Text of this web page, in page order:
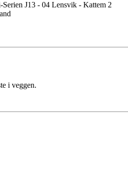
J13 - 04 Lensvik - Kattem 2
i veggen.